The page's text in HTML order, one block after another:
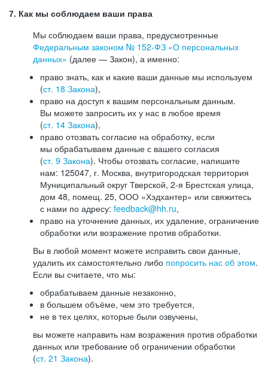
7. Как мы соблюдаем ваши права
Мы соблюдаем ваши права, предусмотренные
Федеральным законом № 152-ФЗ «О персональных
данных» (далее — Закон), а именно:
право знать, как и какие ваши данные мы используем
(ст. 18 Закона),
право на доступ к вашим персональным данным.
Вы можете запросить их у нас в любое время
(ст. 14 Закона),
право отозвать согласие на обработку, если
мы обрабатываем данные с вашего согласия
(ст. 9 Закона). Чтобы отозвать согласие, напишите
нам: 125047, г. Москва, внутригородская территория
Муниципальный округ Тверской, 2-я Брестская улица,
дом 48, помещ. 25, ООО «Хэдхантер» или свяжитесь
с нами по адресу: feedback@hh.ru,
право на уточнение данных, их удаление, ограничение
обработки или возражение против обработки.
Вы в любой момент можете исправить свои данные,
удалить их самостоятельно либо попросить нас об этом.
Если вы считаете, что мы:
обрабатываем данные незаконно,
в большем объёме, чем это требуется,
не в тех целях, которые были озвучены,
вы можете направить нам возражения против обработки
данных или требование об ограничении обработки
(ст. 21 Закона).